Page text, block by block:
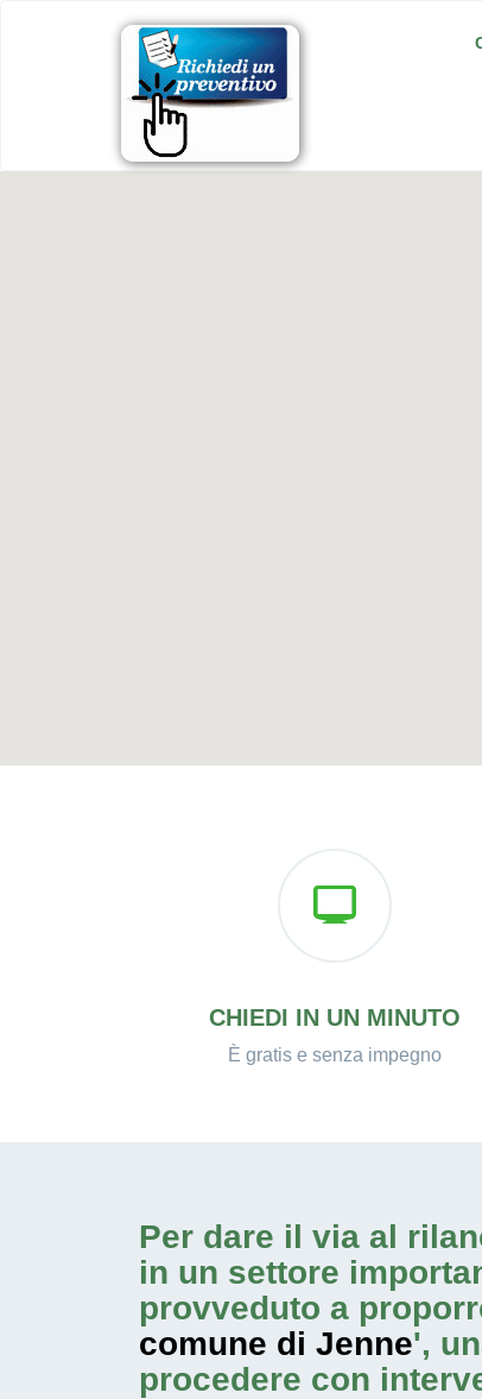
CHIEDI IN UN MINUTO
È gratis e senza impegno
Per dare il via al
in un settore
provveduto a
comune di Jenne',
procedere con